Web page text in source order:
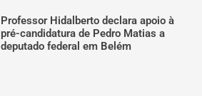
Professor Hidalberto declara apoio à
pré-candidatura de Pedro Matias a
deputado federal em Belém